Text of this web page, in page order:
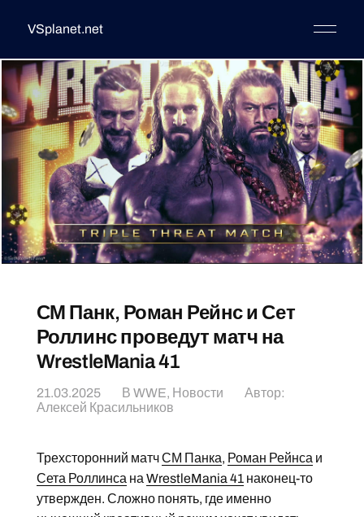
VSplanet.net
СМ Панк, Роман Рейнс и Сет
Роллинс проведут матч на
WrestleMania 41
21.03.2025 В WWE, Новости
Автор:
Алексей Красильников
Трехсторонний матчСМ Панка, Роман Рейнса и
Сета Роллинса на WrestleMania 41наконец-то
утвержден. Сложно понять, где именно